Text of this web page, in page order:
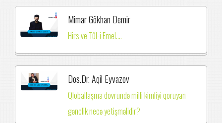
Mimar Gökhan Demir
Hirs ve Tûl-i Emel....
Dos.Dr. Aqil Eyvazov
Qloballaşma dövründə milli kimliyi qoruyan
gənclik necə yetişməlidir?